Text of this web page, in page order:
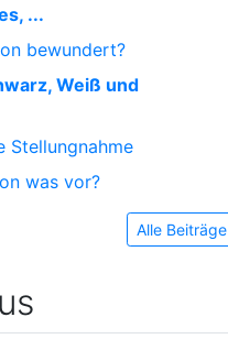
...
bewundert?
Weiß und
Stellungnahme
was vor?
Alle Beiträge